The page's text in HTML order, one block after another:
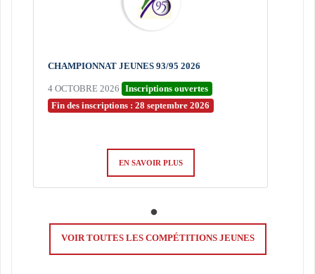
CHAMPIONNAT JEUNES 93/95 2026
4 OCTOBRE 2026
Inscriptions ouvertes
Fin des inscriptions : 28 septembre 2026
EN SAVOIR PLUS
VOIR TOUTES LES COMPÉTITIONS JEUNES